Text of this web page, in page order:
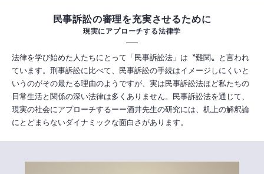
民事訴訟の審理を充実させるために
現実にアプローチする法律学
法律を学び始めた人たちにとって「民事訴訟法」は〝難関〟と言われ
ています。刑事訴訟に比べて、民事訴訟の手続はイメージしにくいと
いうのがその最たる理由のようですが、実は民事訴訟法ほど私たちの
日常生活と関係の深い法律は多くありません。民事訴訟法を通じて、
現実の社会にアプローチするーー酒井先生の研究には、机上の解釈論
にとどまらないダイナミックな面白さがあります。